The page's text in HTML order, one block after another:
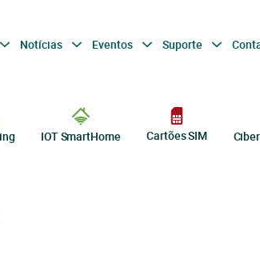
Notícias Eventos Suporte
IOT SmartHome Cartões SIM